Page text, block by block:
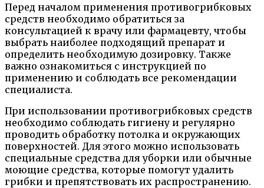
Перед началом применения противогрибковых
средств необходимо обратиться за
консультацией к врачу или фармацевту, чтобы
выбрать наиболее подходящий препарат и
определить необходимую дозировку. Также
важно ознакомиться с инструкцией по
применению и соблюдать все рекомендации
специалиста.
При использовании противогрибковых средств
необходимо соблюдать гигиену и регулярно
проводить обработку потолка и окружающих
поверхностей. Для этого можно использовать
специальные средства для уборки или обычные
моющие средства, которые помогут удалить
грибки и препятствовать их распространению.